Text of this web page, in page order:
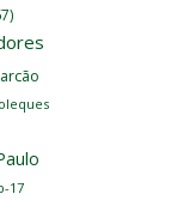
17